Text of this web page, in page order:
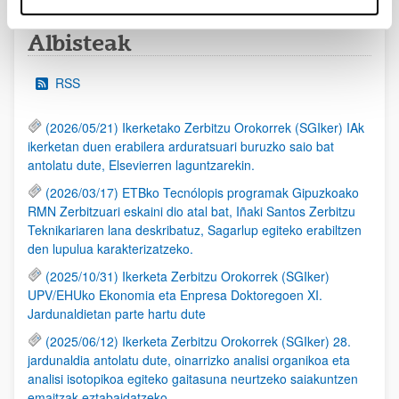
Albisteak
RSS
(2026/05/21) Ikerketako Zerbitzu Orokorrek (SGIker) IAk
ikerketan duen erabilera arduratsuari buruzko saio bat
antolatu dute, Elsevierren laguntzarekin.
(2026/03/17) ETBko Tecnólopis programak Gipuzkoako
RMN Zerbitzuari eskaini dio atal bat, Iñaki Santos Zerbitzu
Teknikariaren lana deskribatuz, Sagarlup egiteko erabiltzen
den lupulua karakterizatzeko.
(2025/10/31) Ikerketa Zerbitzu Orokorrek (SGIker)
UPV/EHUko Ekonomia eta Enpresa Doktoregoen XI.
Jardunaldietan parte hartu dute
(2025/06/12) Ikerketa Zerbitzu Orokorrek (SGIker) 28.
jardunaldia antolatu dute, oinarrizko analisi organikoa eta
analisi isotopikoa egiteko gaitasuna neurtzeko saiakuntzen